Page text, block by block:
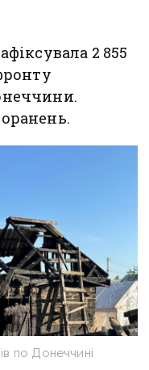
2 855
по Донеччині